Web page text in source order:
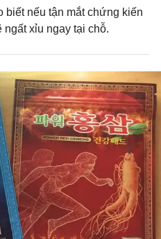
biết nếu tận mắt chứng kiến
xỉu ngay tại chỗ.